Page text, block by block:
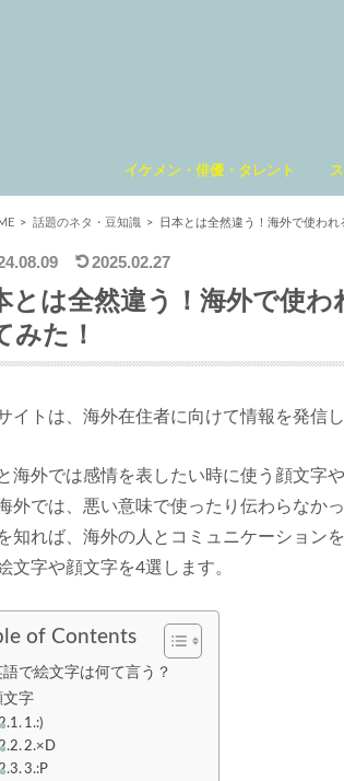
イケメン・俳優・タレント
話題のネタ・豆知識 日本とは全然違う！海外で使わ
2025.02.27
とは全然違う！海外で使
みた！
イトは、海外在住者に向けて情報を発信し
海外では感情を表したい時に使う顔文字
外では、悪い意味で使ったり伝わらなか
知れば、海外の人とコミュニケーション
文字や顔文字を4選します。
of Contents
語で絵文字は何て言う？
文字
1.:)
2.×D
3.:P